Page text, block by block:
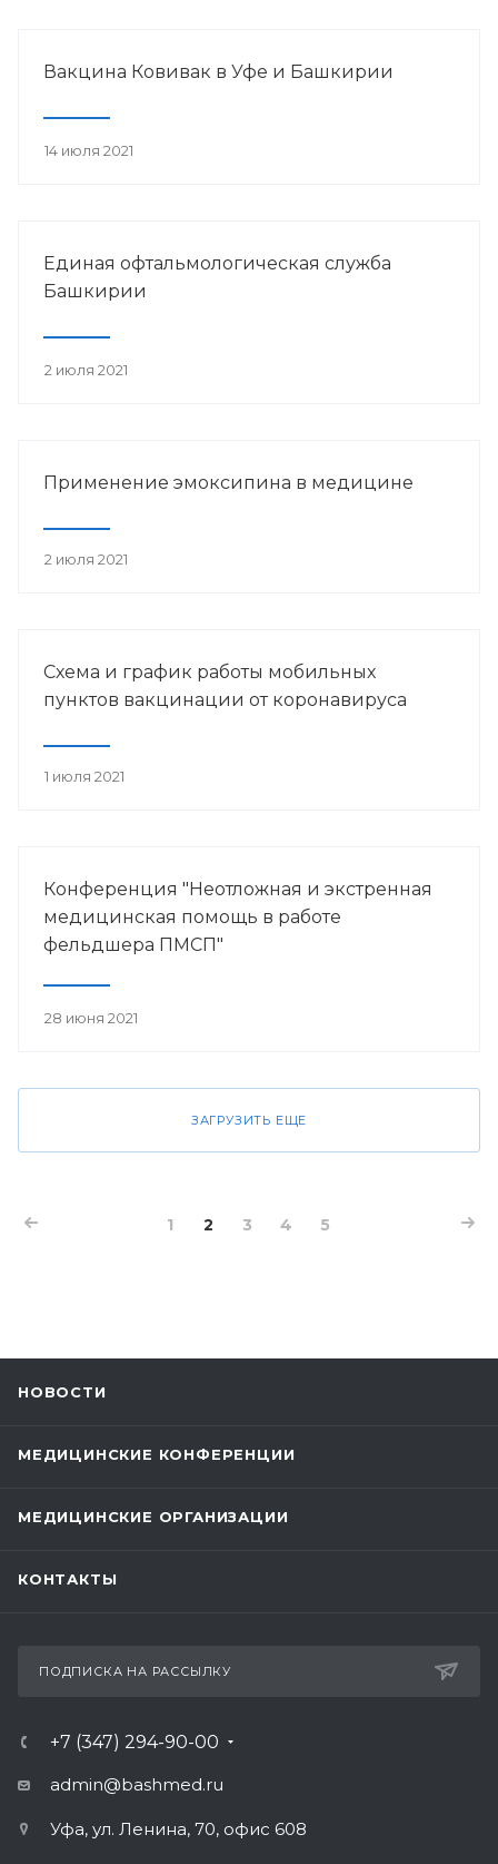
Вакцина Ковивак в Уфе и Башкирии
14 июля 2021
Единая офтальмологическая служба
Башкирии
2 июля 2021
Применение эмоксипина в медицине
2 июля 2021
Схема и график работы мобильных
пунктов вакцинации от коронавируса
1 июля 2021
Конференция "Неотложная и экстренная
медицинская помощь в работе
фельдшера ПМСП"
28 июня 2021
ЗАГРУЗИТЬ ЕЩЕ
1 2 3 4 5
НОВОСТИ
МЕДИЦИНСКИЕ КОНФЕРЕНЦИИ
МЕДИЦИНСКИЕ ОРГАНИЗАЦИИ
КОНТАКТЫ
ПОДПИСКА НА РАССЫЛКУ
+7 (347) 294-90-00
admin@bashmed.ru
Уфа, ул. Ленина, 70, офис 608